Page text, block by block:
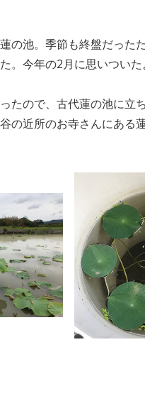
の池。季節も終盤だった
。今年の2月に思いつい
たので、古代蓮の池に立
の近所のお寺さんにある